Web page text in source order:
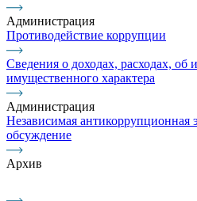
Администрация
Противодействие коррупции
Сведения о доходах, расходах, об
имущественного характера
Администрация
Независимая антикоррупционная
обсуждение
Архив